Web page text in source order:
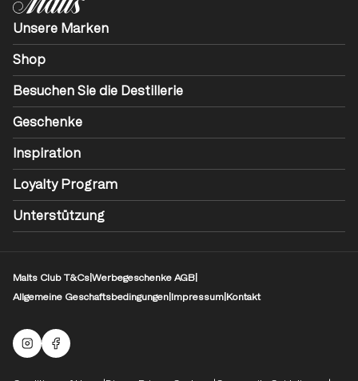
Unsere Marken
Shop
Besuchen Sie die Destillerie
Geschenke
Inspiration
Loyalty Program
Unterstützung
Malts Club T&CsWerbegeschenke AGB
Allgemeine Geschaftsbedingungen Impressum Kontakt
Malts Instagram
Facebook-Logo